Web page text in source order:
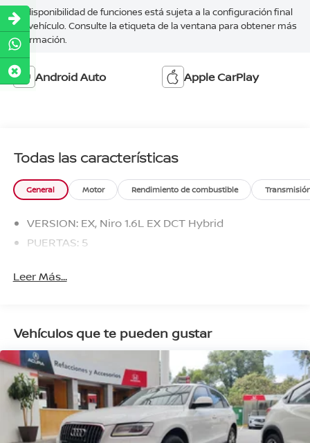
La disponibilidad de funciones está sujeta a la configuración final
del vehículo. Consulte la etiqueta de la ventana para obtener más
información.
Android Auto Apple CarPlay
Todas las características
General Motor Rendimiento de combustible
VERSION: EX, Niro 1.6L EX DCT Hybrid
PUERTAS: 5
Leer Más...
Vehículos que te pueden gustar